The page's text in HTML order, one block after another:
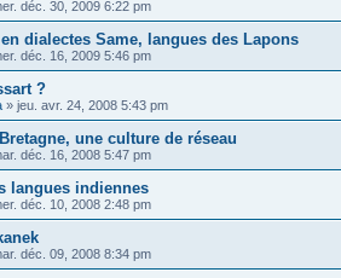
déc. 30, 2009 6:22 pm
dialectes Same, langues des Lapons
déc. 16, 2009 5:46 pm
?
» jeu. avr. 24, 2008 5:43 pm
une culture de réseau
déc. 16, 2008 5:47 pm
langues indiennes
déc. 10, 2008 2:48 pm
déc. 09, 2008 8:34 pm